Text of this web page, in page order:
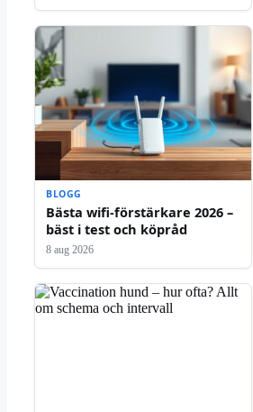
BLOGG
Bästa wifi-förstärkare 2026 –
bäst i test och köpråd
8 aug 2026